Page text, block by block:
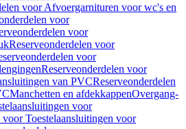
voor Afvoergarnituren voor wc's en
voor
voor
Reserveonderdelen voor
voor
Reserveonderdelen voor
van PVCReserveonderdelen
Manchetten en afdekkappenOvergang-
voor
voor Toestelaansluitingen voor